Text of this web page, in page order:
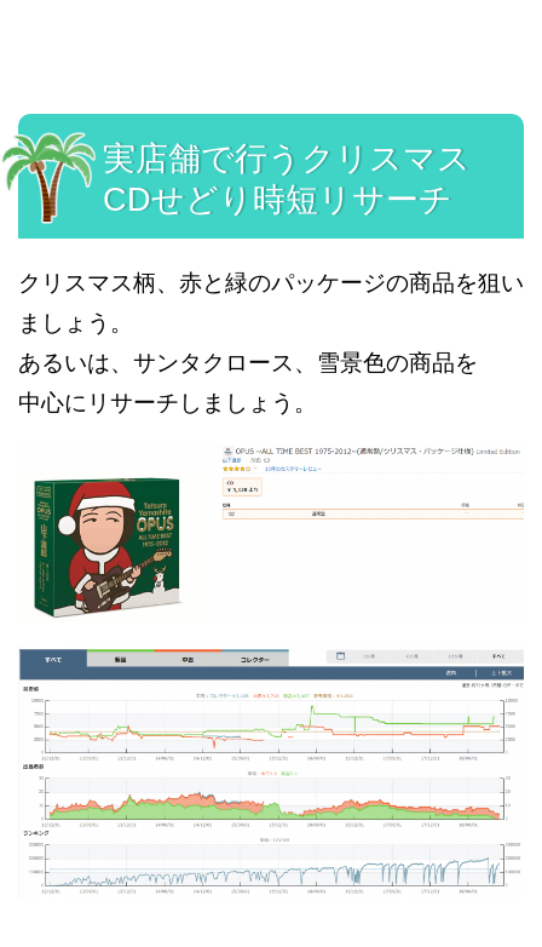
実店舗で行うクリスマス
CDせどり時短リサーチ
クリスマス柄、赤と緑のパッケージの商品を狙い
ましょう。
あるいは、サンタクロース、雪景色の商品を
中心にリサーチしましょう。